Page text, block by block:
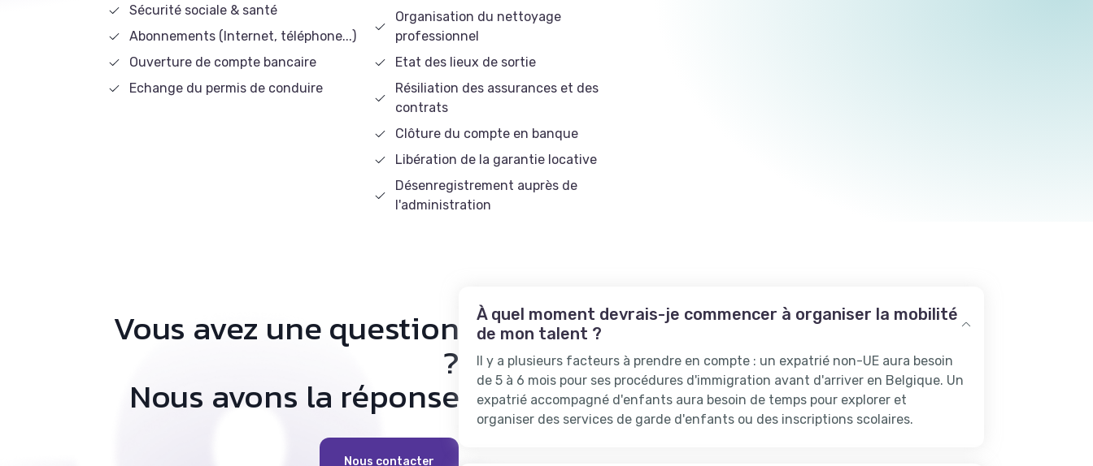
Sécurité sociale & santé
Abonnements (Internet, téléphone...)
Ouverture de compte bancaire
Echange du permis de conduire
Organisation du nettoyage
professionnel
Etat des lieux de sortie
Résiliation des assurances et des
contrats
Clôture du compte en banque
Libération de la garantie locative
Désenregistrement auprès de
l'administration
Vous avez une question
?
Nous avons la réponse
Nous contacter
À quel moment devrais-je commencer à organiser la mobilité
de mon talent ?
Il y a plusieurs facteurs à prendre en compte : un expatrié non-UE aura besoin
de 5 à 6 mois pour ses procédures d'immigration avant d'arriver en Belgique. Un
expatrié accompagné d'enfants aura besoin de temps pour explorer et
organiser des services de garde d'enfants ou des inscriptions scolaires.